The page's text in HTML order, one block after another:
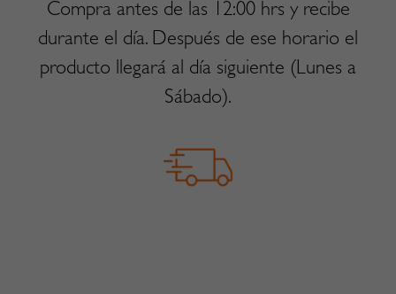
Compra antes de las 12:00 hrs y recibe
durante el día. Después de ese horario el
producto llegará al día siguiente (Lunes a
Sábado).